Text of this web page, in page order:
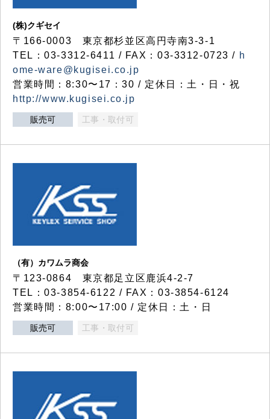
(株)クギセイ
〒166-0003 東京都杉並区高円寺南3-3-1
TEL：03-3312-6411 / FAX：03-3312-0723 / h
ome-ware@kugisei.co.jp
営業時間：8:30〜17：30 / 定休日：土・日・祝
http://www.kugisei.co.jp
販売可 工事・取付可
（有）カワムラ商会
〒123-0864 東京都足立区鹿浜4-2-7
TEL：03-3854-6122 / FAX：03-3854-6124
営業時間：8:00〜17:00 / 定休日：土・日
販売可 工事・取付可